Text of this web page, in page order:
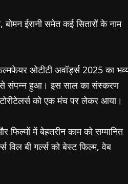
ईरानी समेत कई सितारों के नाम
ओटीटी अवॉर्ड्स 2025 का
से संपन्न हुआ। इस साल का संस्करण
को एक मंच पर लेकर आया।
में बेहतरीन काम को सम्मानित
विल बी गर्ल्स को बेस्ट फिल्म, वेब